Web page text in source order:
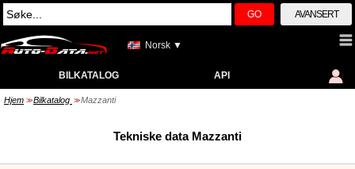
GO AVANSERT
Norsk ▼
BILKATALOG API
Hjem >> Bilkatalog >> Mazzanti
Tekniske data Mazzanti